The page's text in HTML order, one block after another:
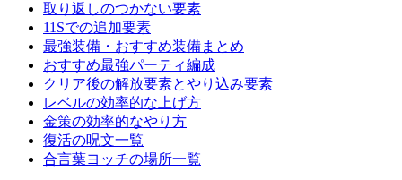
取り返しのつかない要素
11Sでの追加要素
最強装備・おすすめ装備まとめ
おすすめ最強パーティ編成
クリア後の解放要素とやり込み要素
レベルの効率的な上げ方
金策の効率的なやり方
復活の呪文一覧
合言葉ヨッチの場所一覧